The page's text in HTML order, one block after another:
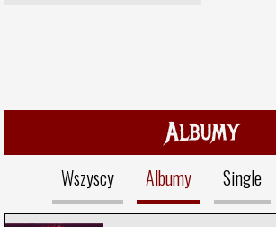
Albumy
Wszyscy Albumy Single